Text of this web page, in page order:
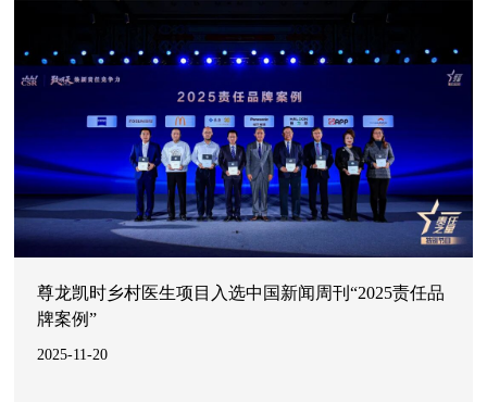
尊龙凯时乡村医生项目入选中国新闻周刊“2025责任品
牌案例”
2025-11-20